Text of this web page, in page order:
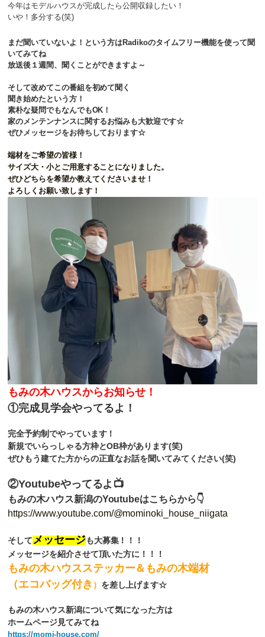
今年はモデルハウスが完成したら公開収録したい！
いや！多分する(笑)
まだ聞いていないよ！という方はRadikoのタイムフリー機能を使って聞
いてみてね
放送後１週間、聞くことができますよ～
そして改めてこの番組を初めて聞く
聞き始めたという方！
素朴な疑問でもなんでもOK！
家のメンテンナンスに関するお悩みも大歓迎です☆
ぜひメッセージをお待ちしております☆
端材をご希望の皆様！
サイズ大・小とご用意することになりました。
ぜひどちらを希望か教えてくださいませ！
よろしくお願い致します！
もみの木ハウスからお知らせ！
①完成見学会やってるよ！
完全予約制でやっています！
新規でいらっしゃる方枠とOB枠があります(笑)
ぜひもう建てた方からの正直なお話を聞いてみてください(笑)
②Youtubeやってるよ📺
もみの木ハウス新潟のYoutubeはこちらから👇
https://www.youtube.com/@mominoki_house_niigata
そしてメッセージも大募集！！！
メッセージを紹介させて頂いた方に！！！
もみの木ハウスステッカー＆もみの木端材
（エコバッグ付き ） を差し上げます☆
もみの木ハウス新潟について気になった方は
ホームページ見てみてね
https://momi-house.com/